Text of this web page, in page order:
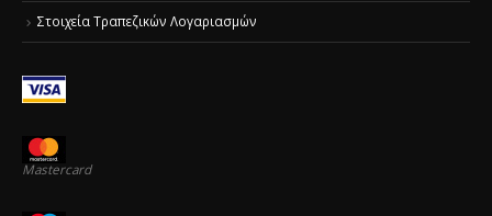
Στοιχεία Τραπεζικών Λογαριασμών
Mastercard